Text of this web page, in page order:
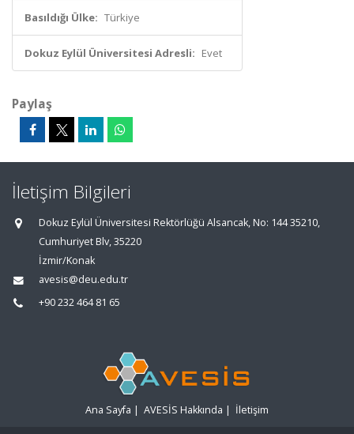
Basıldığı Ülke: Türkiye
Dokuz Eylül Üniversitesi Adresli: Evet
Paylaş
İletişim Bilgileri
Dokuz Eylül Üniversitesi Rektörlüğü Alsancak, No: 144 35210,
Cumhuriyet Blv, 35220
İzmir/Konak
avesis@deu.edu.tr
+90 232 464 81 65
Ana Sayfa | AVESİS Hakkında | İletişim